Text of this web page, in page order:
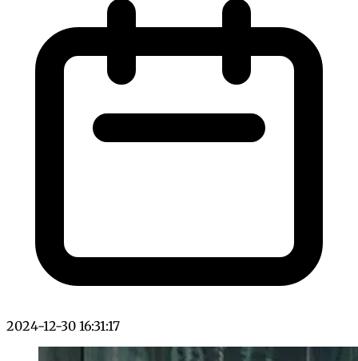
2024-12-30 16:31:17